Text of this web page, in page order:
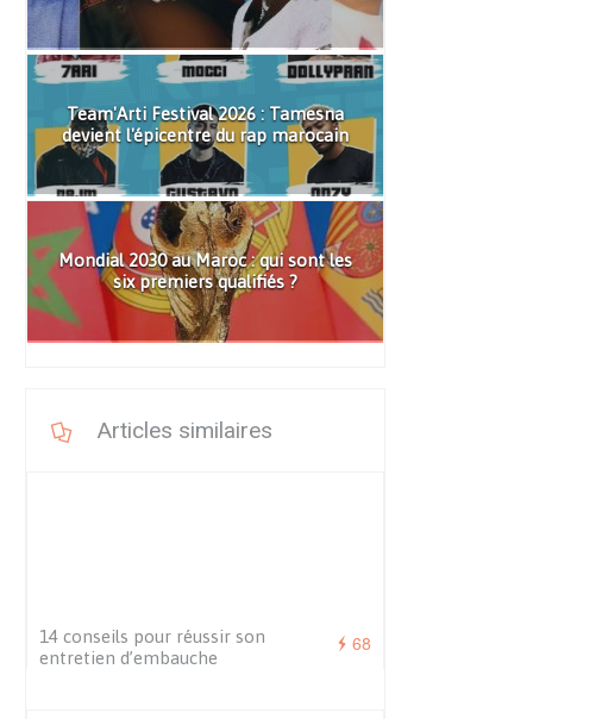
Team'Arti Festival 2026 : Tamesna
devient l'épicentre du rap marocain
Mondial 2030 au Maroc : qui sont les
six premiers qualifiés ?
Articles similaires
68
14 conseils pour réussir son
entretien d’embauche